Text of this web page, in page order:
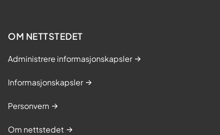
OM NETTSTEDET
Administrere informasjonskapsler
Informasjonskapsler
Personvern
Om nettstedet